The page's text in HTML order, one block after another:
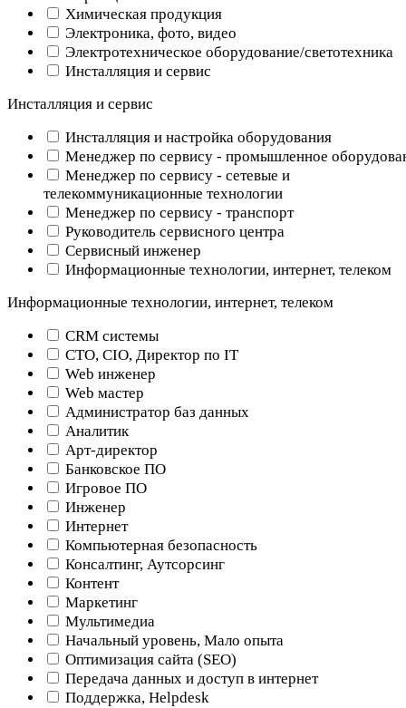
Химическая продукция
Электроника, фото, видео
Электротехническое оборудование/светотехника
Инсталляция и сервис
Инсталляция и сервис
Инсталляция и настройка оборудования
Менеджер по сервису - промышленное
Менеджер по сервису - сетевые и
телекоммуникационные технологии
Менеджер по сервису - транспорт
Руководитель сервисного центра
Сервисный инженер
Информационные технологии, интернет, телеком
Информационные технологии, интернет, телеком
CRM системы
CTO, CIO, Директор по IT
Web инженер
Web мастер
Администратор баз данных
Аналитик
Арт-директор
Банковское ПО
Игровое ПО
Инженер
Интернет
Компьютерная безопасность
Консалтинг, Аутсорсинг
Контент
Маркетинг
Мультимедиа
Начальный уровень, Мало опыта
Оптимизация сайта (SEO)
Передача данных и доступ в интернет
Поддержка, Helpdesk